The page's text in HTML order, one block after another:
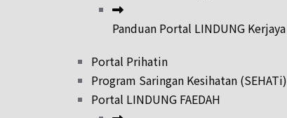
Panduan Portal LINDUNG Kerjaya
Portal Prihatin
Program Saringan Kesihatan (SEHATi)
Portal LINDUNG FAEDAH